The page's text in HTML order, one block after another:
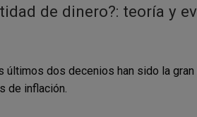
de dinero?: teoría y
dos decenios han sido la
de inflación.